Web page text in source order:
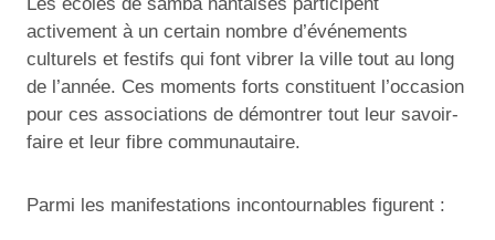
Les écoles de samba nantaises participent
activement à un certain nombre d’événements
culturels et festifs qui font vibrer la ville tout au long
de l’année. Ces moments forts constituent l’occasion
pour ces associations de démontrer tout leur savoir-
faire et leur fibre communautaire.
Parmi les manifestations incontournables figurent :